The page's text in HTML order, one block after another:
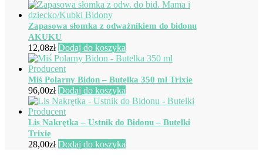
Zapasowa słomka z odważnikiem do bidonu
AKUKU
12,08zł Dodaj do koszyka
Miś Polarny Bidon – Butelka 350 ml Trixie
96,00zł Dodaj do koszyka
Lis Nakrętka – Ustnik do Bidonu – Butelki
Trixie
28,00zł Dodaj do koszyka